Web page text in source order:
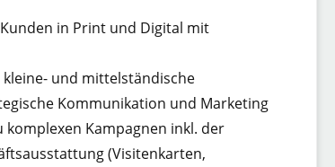
in Print und Digital mit
und mittelständische
Kommunikation und Marketing
Kampagnen inkl. der
(Visitenkarten,